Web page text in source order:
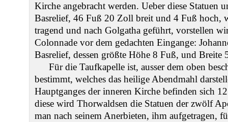
Kirche angebracht werden. Ueber diese Statuen
Basrelief, 46 Fuß 20 Zoll breit und 4 Fuß hoch,
tragend und nach Golgatha geführt, vorstellen
Colonnade vor dem gedachten Eingange:
Basrelief, dessen größte Höhe 8 Fuß, und Breite
Für die Taufkapelle ist, ausser dem oben
bestimmt, welches das heilige Abendmahl
Hauptganges der inneren Kirche befinden sich
diese wird Thorwaldsen die Statuen der zwölf
man nach seinem Anerbieten, ihm aufgetragen,